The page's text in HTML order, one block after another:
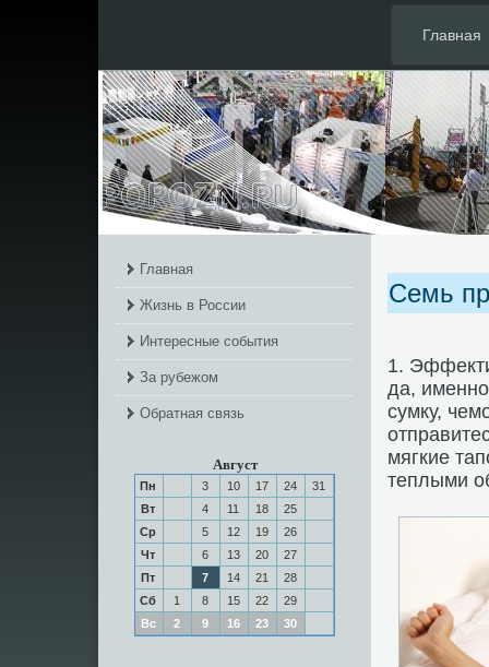
Главная
Главная
Жизнь в России
Интересные события
За рубежом
Обратная связь
Август
Пн 3 10 17 24
31
Вт
4 11 18
25
Ср
5 12 19
26
Чт
6 13 20
27
Пт
7 14 21
28
Сб
1 8 15 22
29
Вс
2 9 16 23 30
Семь
1.
да,
сумку,
мягкие
теплыми